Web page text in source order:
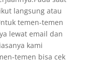
langsung atau
temen-temen
lewat email dan
kami
temen bisa cek